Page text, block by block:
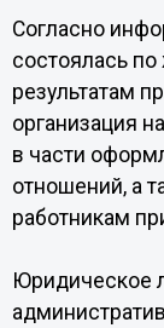
Согласно
состоялась
результатам
организация
в части
отношений, а
работникам
Юридическое